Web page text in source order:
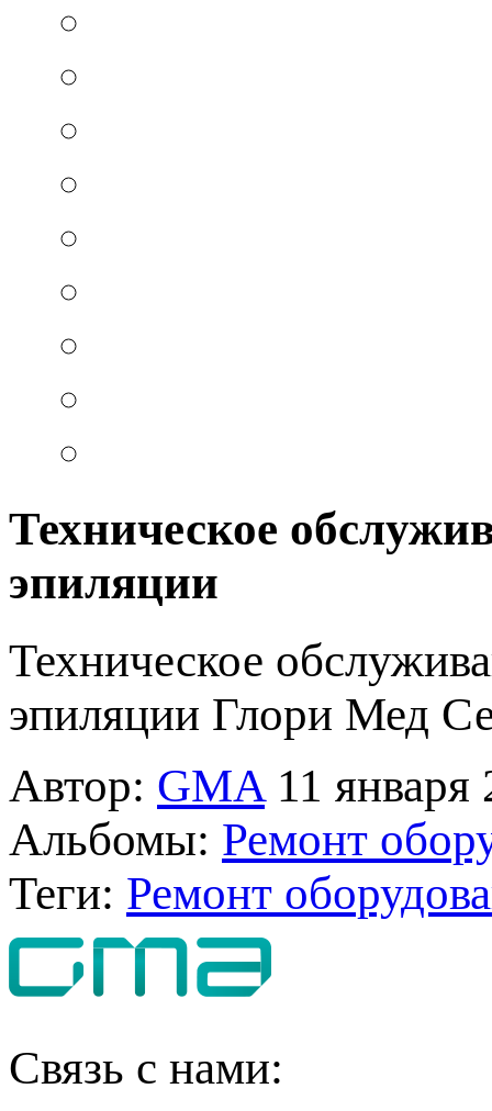
Техническое
эпиляции
Техническое
эпиляции Глори Мед
Автор: GMA11 января
Альбомы: Ремонт
Теги: Ремонт
Связь с нами: